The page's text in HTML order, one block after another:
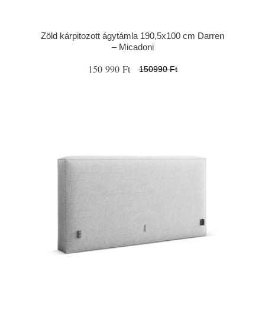
Zöld kárpitozott ágytámla 190,5x100 cm Darren
– Micadoni
150 990 Ft 150990 Ft